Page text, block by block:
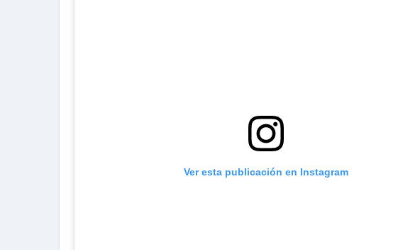
Ver esta publicación en Instagram